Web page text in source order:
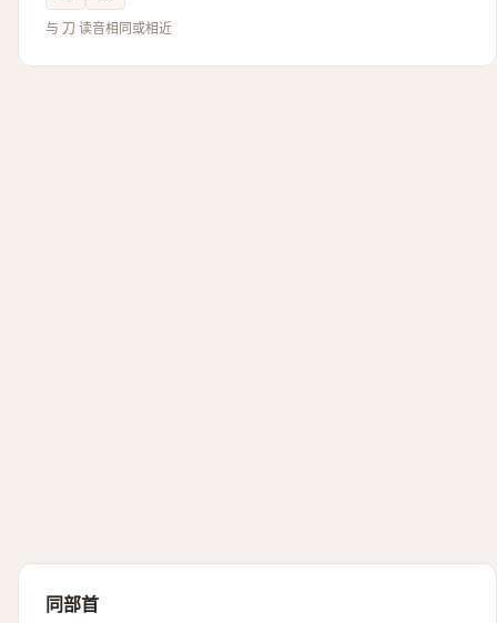
与 刀 读音相同或相近
同部首